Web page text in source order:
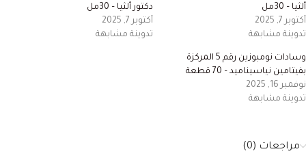
ألثيا – 30مل
أكتوبر 7, 2025
تدوينة مشابهة
دكتور ألثيا – 30مل
أكتوبر 7, 2025
تدوينة مشابهة
وسادات نومبوزين رقم 5 المركزة
بفيتامين نياسيناميد – 70 قطعة
نوفمبر 16, 2025
تدوينة مشابهة
مراجعات (0)